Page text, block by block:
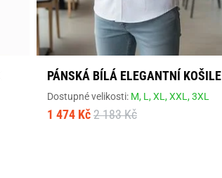
PÁNSKÁ BÍLÁ ELEGANTNÍ KOŠILE
Dostupné velikosti: M, L,XL,XXL,3XL
1 474 Kč 2 183 Kč